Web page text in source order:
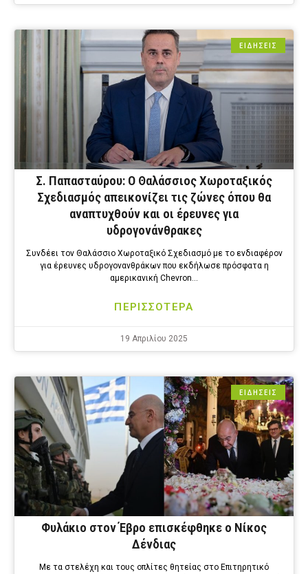
ΕΙΔΗΣΕΙΣ
Σ. Παπασταύρου: Ο Θαλάσσιος Χωροταξικός
Σχεδιασμός απεικονίζει τις ζώνες όπου θα
αναπτυχθούν και οι έρευνες για
υδρογονάνθρακες
Συνδέει τον Θαλάσσιο Χωροταξικό Σχεδιασμό με το ενδιαφέρον
για έρευνες υδρογονανθράκων που εκδήλωσε πρόσφατα η
αμερικανική Chevron…
ΠΕΡΙΣΣΟΤΕΡΑ
19 Απριλίου 2025
ΕΙΔΗΣΕΙΣ
Φυλάκιο στον Έβρο επισκέφθηκε ο Νίκος
Δένδιας
Με τα στελέχη και τους οπλίτες θητείας στο Επιτηρητικό